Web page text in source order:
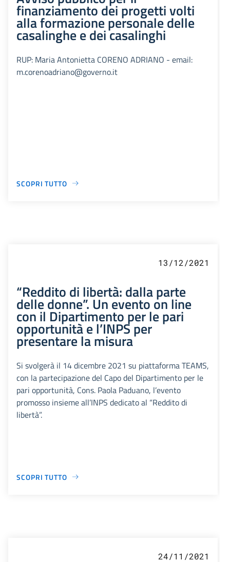
finanziamento dei progetti volti
alla formazione personale delle
casalinghe e dei casalinghi
RUP: Maria Antonietta CORENO ADRIANO - email:
m.corenoadriano@governo.it
SCOPRI TUTTO
13/12/2021
“Reddito di libertà: dalla parte
delle donne”. Un evento on line
con il Dipartimento per le pari
opportunità e l’INPS per
presentare la misura
Si svolgerà il 14 dicembre 2021 su piattaforma TEAMS,
con la partecipazione del Capo del Dipartimento per le
pari opportunità, Cons. Paola Paduano, l’evento
promosso insieme all’INPS dedicato al “Reddito di
libertà”.
SCOPRI TUTTO
24/11/2021